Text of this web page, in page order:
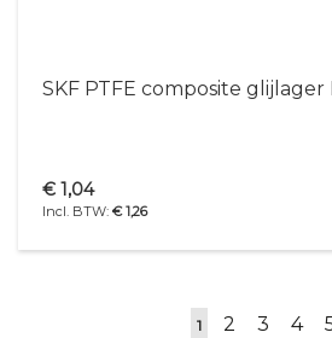
SKF PTFE composite glijlager
€ 1,26
€ 1,04
Pagina
U
1 Pagina
2 Pagina
3 4